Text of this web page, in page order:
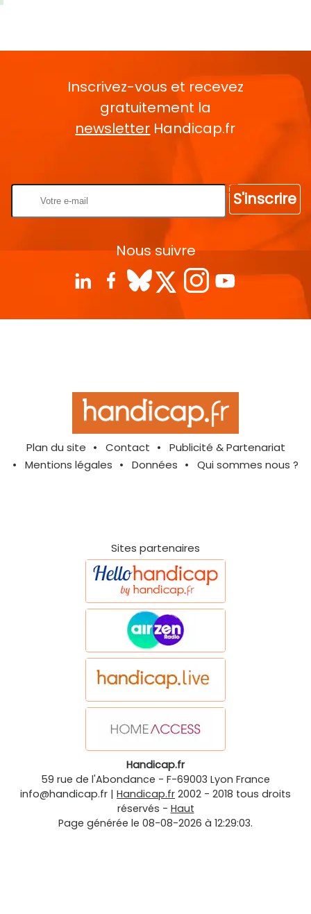
Inscrivez-vous et recevez
gratuitement la
newsletter Handicap.fr
S'inscrire
Nous suivre
Plan du site Contact
Publicité & Partenariat
Mentions légales
Données Qui sommes nous ?
Sites partenaires
Handicap.fr
59 rue de l'Abondance - F-69003 Lyon France
info@handicap.fr | Handicap.fr 2002 - 2018 tous droits
réservés - Haut
Page générée le 08-08-2026 à 12:29:03.